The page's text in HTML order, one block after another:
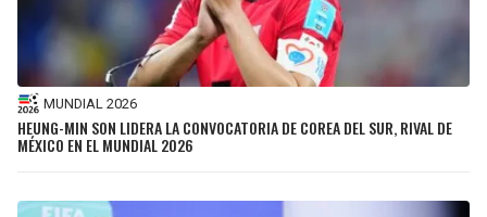
MUNDIAL 2026
HEUNG-MIN SON LIDERA LA CONVOCATORIA DE COREA DEL SUR, RIVAL DE
MÉXICO EN EL MUNDIAL 2026